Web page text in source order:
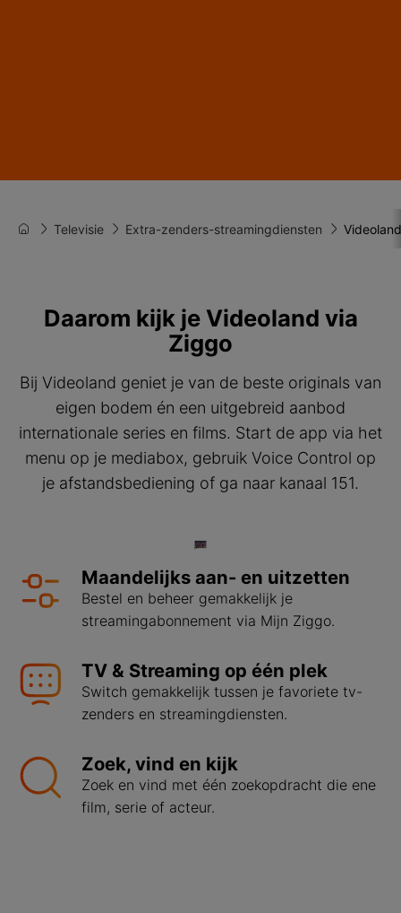
Televisie Extra-zenders-streamingdiensten Videoland
Daarom kijk je Videoland via
Ziggo
Bij Videoland geniet je van de beste originals van
eigen bodem én een uitgebreid aanbod
internationale series en films. Start de app via het
menu op je mediabox, gebruik Voice Control op
je afstandsbediening of ga naar kanaal 151.
Maandelijks aan- en uitzetten
Bestel en beheer gemakkelijk je
streamingabonnement via Mijn Ziggo.
TV & Streaming op één plek
Switch gemakkelijk tussen je favoriete tv-
zenders en streamingdiensten.
Zoek, vind en kijk
Zoek en vind met één zoekopdracht die ene
film, serie of acteur.